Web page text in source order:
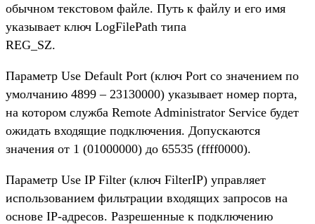
обычном текстовом файле. Путь к файлу и его имя
указывает ключ LogFilePath типа
REG_SZ.
Параметр Use Default Port (ключ Port со значением по
умолчанию 4899 – 23130000) указывает номер порта,
на котором служба Remote Administrator Service будет
ожидать входящие подключения. Допускаются
значения от 1 (01000000) до 65535 (ffff0000).
Параметр Use IP Filter (ключ FilterIP) управляет
использованием фильтрации входящих запросов на
основе IP-адресов. Разрешенные к подключению